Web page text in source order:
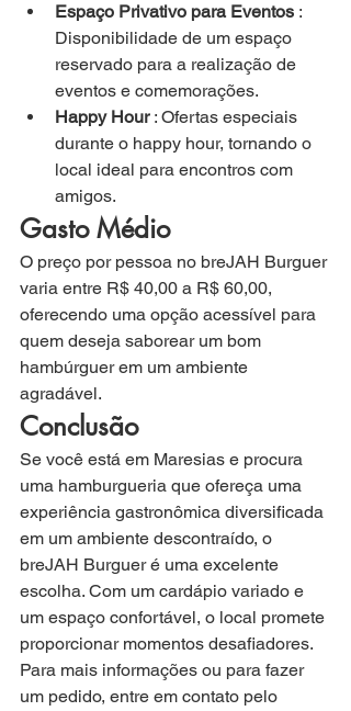
Espaço Privativo para Eventos :
Disponibilidade de um espaço
reservado para a realização de
eventos e comemorações.
Happy Hour : Ofertas especiais
durante o happy hour, tornando o
local ideal para encontros com
amigos.
Gasto Médio
O preço por pessoa no breJAH Burguer
varia entre R$ 40,00 a R$ 60,00,
oferecendo uma opção acessível para
quem deseja saborear um bom
hambúrguer em um ambiente
agradável.
Conclusão
Se você está em Maresias e procura
uma hamburgueria que ofereça uma
experiência gastronômica diversificada
em um ambiente descontraído, o
breJAH Burguer é uma excelente
escolha. Com um cardápio variado e
um espaço confortável, o local promete
proporcionar momentos desafiadores.
Para mais informações ou para fazer
um pedido, entre em contato pelo